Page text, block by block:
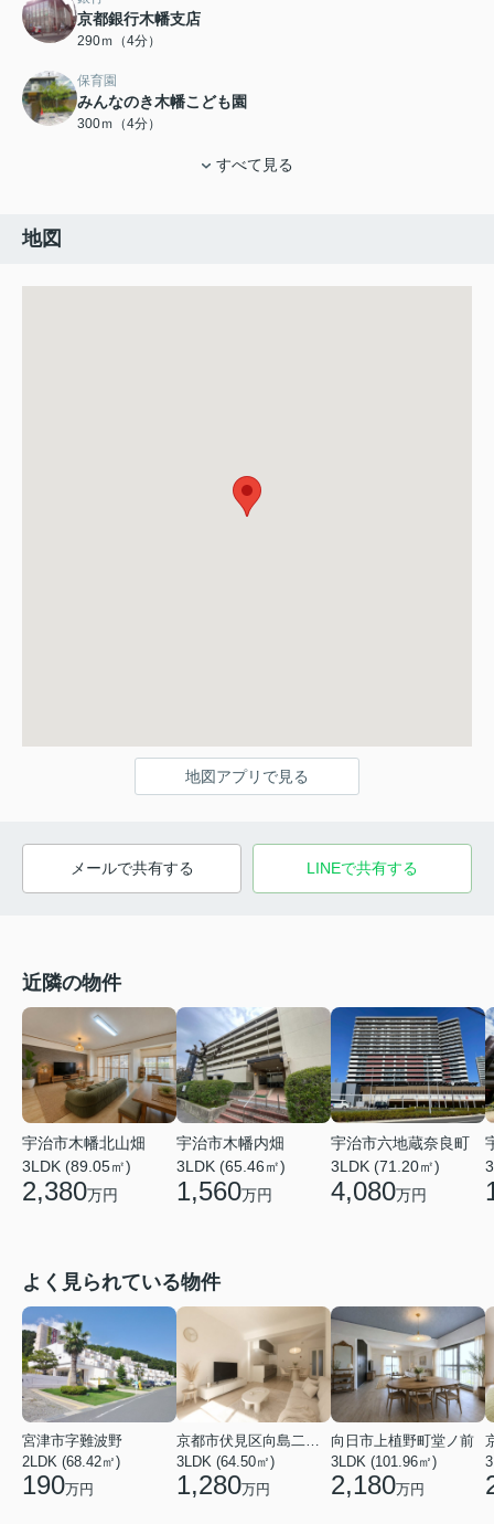
京都銀行木幡支店
290ｍ（4分）
保育園
みんなのき木幡こども園
300ｍ（4分）
すべて見る
地図
地図アプリで見る
メールで共有する LINEで共有する
近隣の物件
宇治市木幡北山畑
3LDK (89.05㎡)
2,380万円
宇治市木幡内畑
3LDK (65.46㎡)
1,560万円
宇治市六地蔵奈良町
3LDK (71.20㎡)
4,080万円
よく見られている物件
宮津市字難波野
2LDK (68.42㎡)
190万円
3LDK (64.50㎡)
1,280万円
向日市上植野町堂ノ前
3LDK (101.96㎡)
2,180万円